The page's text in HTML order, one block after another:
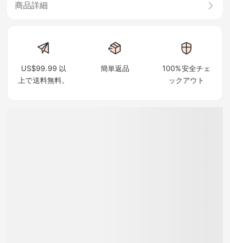
商品詳細
US$99.99 以
上で送料無料。
簡単返品
100%安全チェ
ックアウト